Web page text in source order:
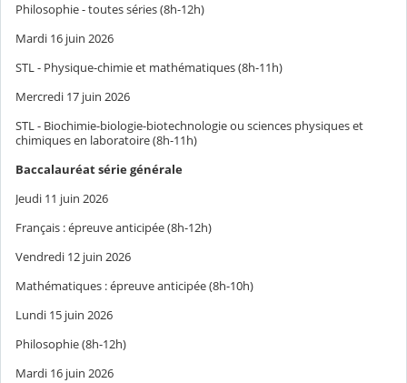
Philosophie - toutes séries (8h-12h)
Mardi 16 juin 2026
STL - Physique-chimie et mathématiques (8h-11h)
Mercredi 17 juin 2026
STL - Biochimie-biologie-biotechnologie ou sciences physiques et
chimiques en laboratoire (8h-11h)
Baccalauréat série générale
Jeudi 11 juin 2026
Français : épreuve anticipée (8h-12h)
Vendredi 12 juin 2026
Mathématiques : épreuve anticipée (8h-10h)
Lundi 15 juin 2026
Philosophie (8h-12h)
Mardi 16 juin 2026